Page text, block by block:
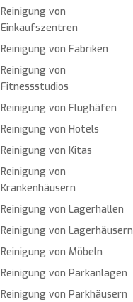
Reinigung von
Einkaufszentren
Reinigung von Fabriken
Reinigung von
Fitnessstudios
Reinigung von Flughäfen
Reinigung von Hotels
Reinigung von Kitas
Reinigung von
Krankenhäusern
Reinigung von Lagerhallen
Reinigung von Lagerhäusern
Reinigung von Möbeln
Reinigung von Parkanlagen
Reinigung von Parkhäusern